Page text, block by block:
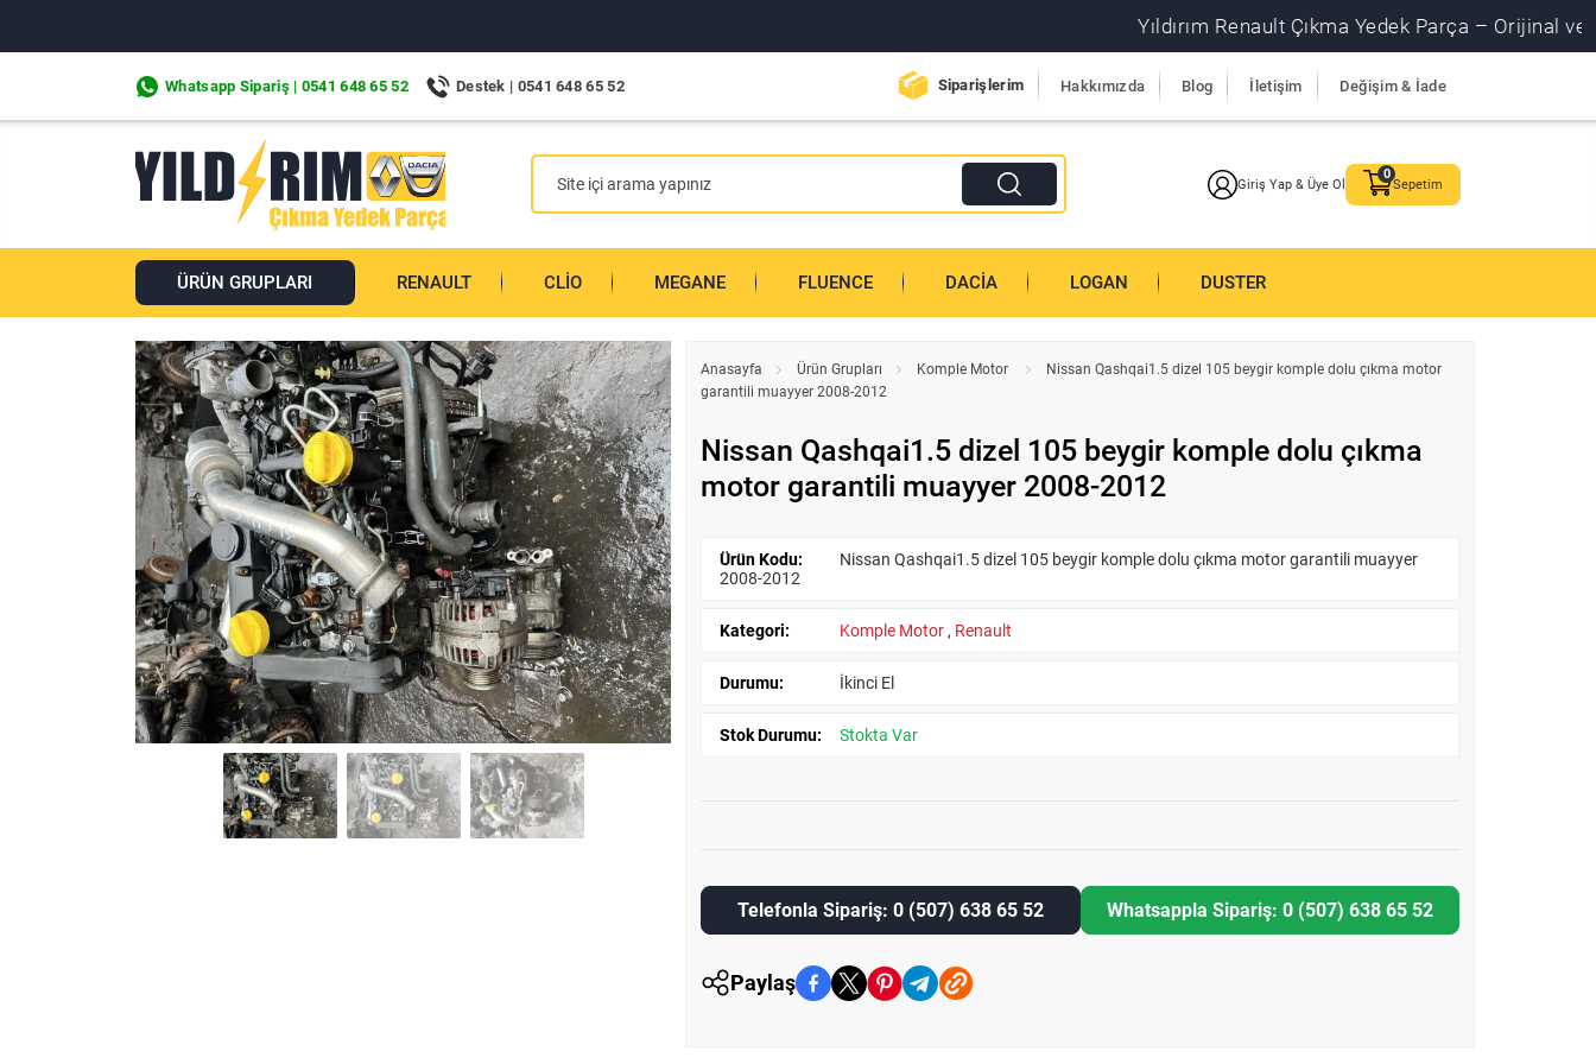
Yıldırım Renault Çıkma Yedek Parça – Orijinal ve
Whatsapp Sipariş | 0541 648 65 52 Destek | 0541 648 65 52 Siparişlerim Hakkımızda Blog İletişim Değişim & İade
Giriş Yap & Üye Ol Sepetim
ÜRÜN GRUPLARI RENAULT CLIO MEGANE FLUENCE DACIA LOGAN DUSTER
Anasayfa Ürün Grupları Komple Motor
Nissan Qashqai1.5 dizel 105 beygir komple dolu çıkma motor
garantili muayyer 2008-2012
Nissan Qashqai1.5 dizel 105 beygir komple dolu çıkma
motor garantili muayyer 2008-2012
Ürün Kodu:
Nissan Qashqai1.5 dizel 105 beygir komple dolu çıkma motor garantili muayyer
2008-2012
Kategori: Komple Motor , Renault
Durumu: İkinci El
Stok Durumu: Stokta Var
Telefonla Sipariş: 0 (507) 638 65 52 Whatsappla Sipariş: 0 (507) 638 65 52
Paylaş